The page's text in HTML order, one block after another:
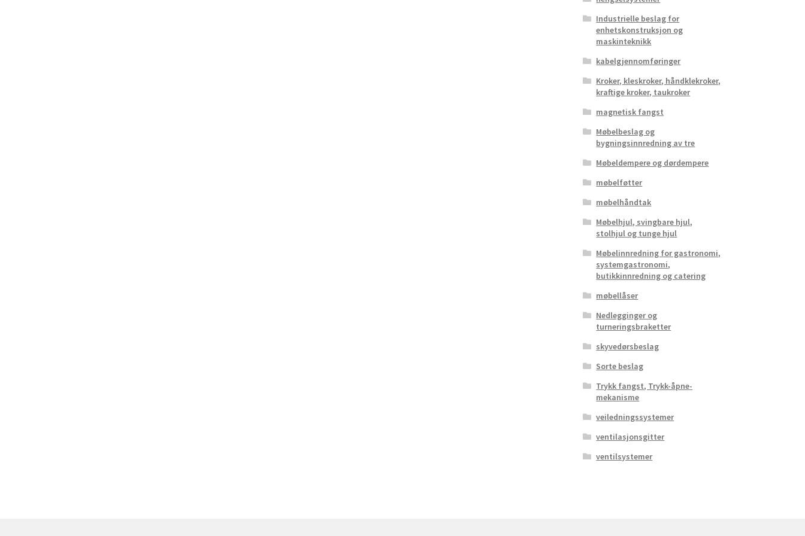
Industrielle beslag for
enhetskonstruksjon og
maskinteknikk
kabelgjennomføringer
Kroker, kleskroker, håndklekroker,
kraftige kroker, taukroker
magnetisk fangst
Møbelbeslag og
bygningsinnredning av tre
Møbeldempere og dørdempere
møbelføtter
møbelhåndtak
Møbelhjul, svingbare hjul,
stolhjul og tunge hjul
Møbelinnredning for gastronomi,
systemgastronomi,
butikkinnredning og catering
møbellåser
Nedlegginger og
turneringsbraketter
skyvedørsbeslag
Sorte beslag
Trykk fangst, Trykk-åpne-
mekanisme
veiledningssystemer
ventilasjonsgitter
ventilsystemer